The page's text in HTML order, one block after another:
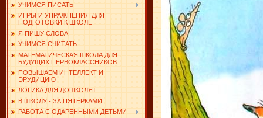
УЧИМСЯ ПИСАТЬ
ИГРЫ И УПРАЖНЕНИЯ ДЛЯ
ПОДГОТОВКИ К ШКОЛЕ
Я ПИШУ СЛОВА
УЧИМСЯ СЧИТАТЬ
МАТЕМАТИЧЕСКАЯ ШКОЛА ДЛЯ
БУДУЩИХ ПЕРВОКЛАССНИКОВ
ПОВЫШАЕМ ИНТЕЛЛЕКТ И
ЭРУДИЦИЮ
ЛОГИКА ДЛЯ ДОШКОЛЯТ
В ШКОЛУ - ЗА ПЯТЕРКАМИ
РАБОТА С ОДАРЕННЫМИ ДЕТЬМИ